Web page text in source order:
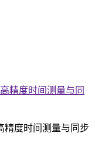
精度时间测量与同
度时间测量与同步